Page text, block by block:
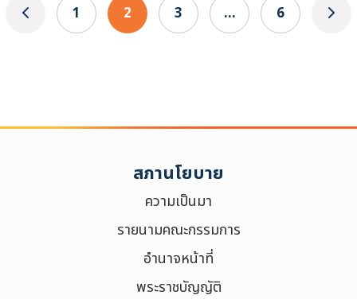
1 2 3 … 6
สภานโยบาย
ความเป็นมา
รายนามคณะกรรมการ
อำนาจหน้าที่
พระราชบัญญัติ